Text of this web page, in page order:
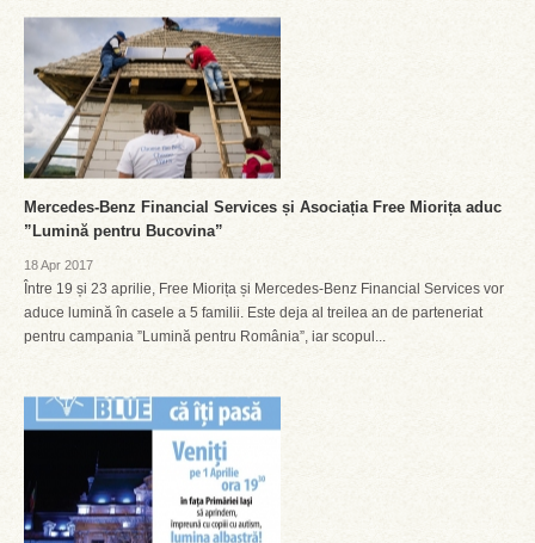
Mercedes-Benz Financial Services și Asociația Free Miorița aduc
”Lumină pentru Bucovina”
18 Apr 2017
Între 19 și 23 aprilie, Free Miorița și Mercedes-Benz Financial Services vor
aduce lumină în casele a 5 familii. Este deja al treilea an de parteneriat
pentru campania ”Lumină pentru România”, iar scopul...